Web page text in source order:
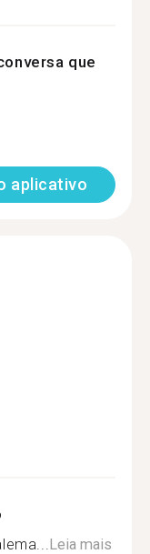
que
aplicativo
Leia mais